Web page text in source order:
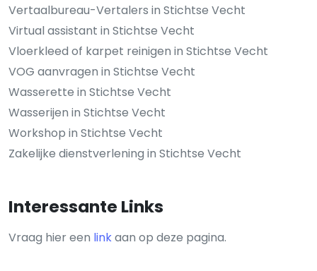
Vertaalbureau-Vertalers in Stichtse Vecht
Virtual assistant in Stichtse Vecht
Vloerkleed of karpet reinigen in Stichtse Vecht
VOG aanvragen in Stichtse Vecht
Wasserette in Stichtse Vecht
Wasserijen in Stichtse Vecht
Workshop in Stichtse Vecht
Zakelijke dienstverlening in Stichtse Vecht
Interessante Links
Vraag hier een linkaan op deze pagina.